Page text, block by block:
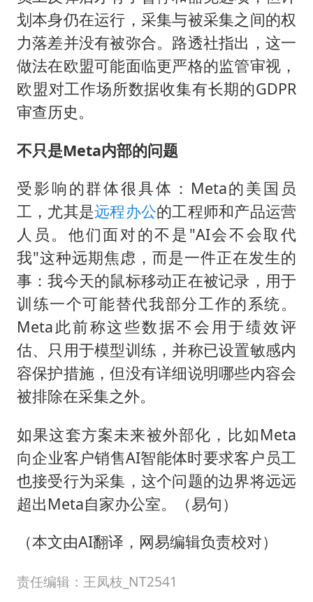
划本身仍在运行，采集与被采集之间的权
力落差并没有被弥合。路透社指出，这一
做法在欧盟可能面临更严格的监管审视，
欧盟对工作场所数据收集有长期的GDPR
审查历史。
不只是Meta内部的问题
受影响的群体很具体：Meta的美国员
工，尤其是远程办公的工程师和产品运营
人员。他们面对的不是"AI会不会取代
我"这种远期焦虑，而是一件正在发生的
事：我今天的鼠标移动正在被记录，用于
训练一个可能替代我部分工作的系统。
Meta此前称这些数据不会用于绩效评
估、只用于模型训练，并称已设置敏感内
容保护措施，但没有详细说明哪些内容会
被排除在采集之外。
如果这套方案未来被外部化，比如Meta
向企业客户销售AI智能体时要求客户员工
也接受行为采集，这个问题的边界将远远
超出Meta自家办公室。（易句）
（本文由AI翻译，网易编辑负责校对）
责任编辑：王凤枝_NT2541